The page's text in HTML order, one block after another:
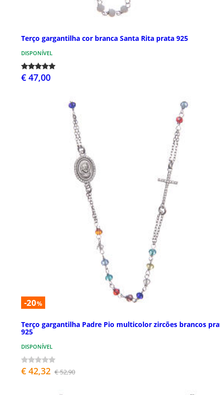
Terço gargantilha cor branca Santa Rita prata 925
DISPONÍVEL
€ 47,00
-20%
Terço gargantilha Padre Pio multicolor zircões brancos
925
DISPONÍVEL
€ 42,32 € 52,90